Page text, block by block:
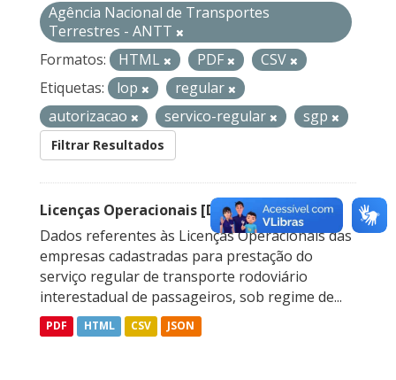
Agência Nacional de Transportes
Terrestres - ANTT
Formatos:
HTML PDF
CSV
Etiquetas:
lop
regular
autorizacao
servico-regular sgp
Filtrar Resultados
Licenças Operacionais [Descontinuado]
Dados referentes às Licenças Operacionais das
empresas cadastradas para prestação do
serviço regular de transporte rodoviário
interestadual de passageiros, sob regime de...
PDF HTML CSV JSON